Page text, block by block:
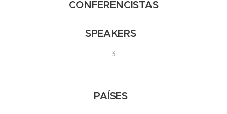
CONFERENCISTAS
SPEAKERS
3
PAÍSES